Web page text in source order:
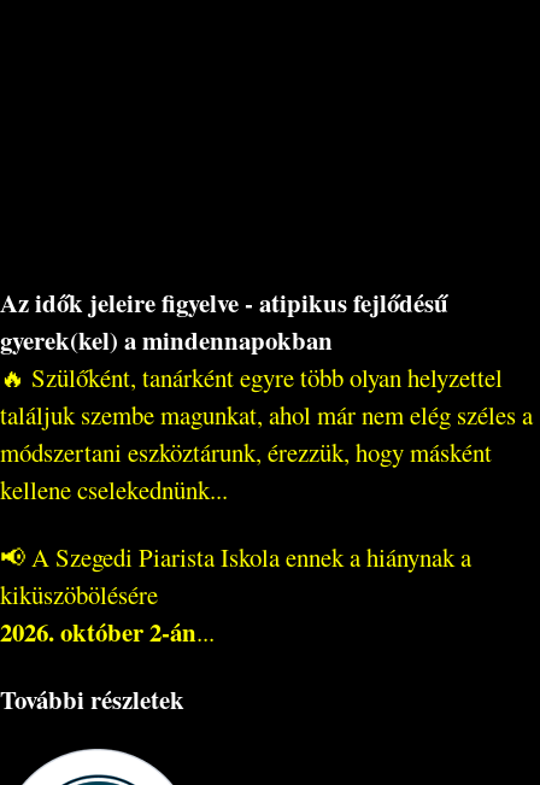
Az idők jeleire figyelve - atipikus fejlődésű
gyerek(kel) a mindennapokban
🔥 Szülőként, tanárként egyre több olyan helyzettel
találjuk szembe magunkat, ahol már nem elég széles a
módszertani eszköztárunk, érezzük, hogy másként
kellene cselekednünk...
📢 A Szegedi Piarista Iskola ennek a hiánynak a
kiküszöbölésére
2026. október 2-án...
További részletek